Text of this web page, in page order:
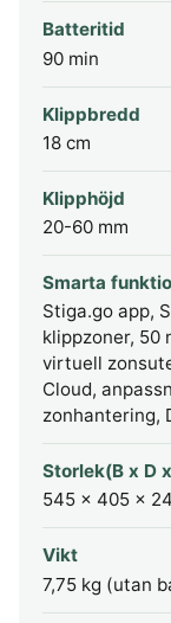
Batteritid
90 min
Klippbredd
18 cm
Klipphöjd
20-60 mm
Smarta
Stiga.go app,
klippzoner, 50
virtuell
Cloud,
zonhantering,
Storlek(B x D
545 x 405 x
Vikt
7,75 kg (utan